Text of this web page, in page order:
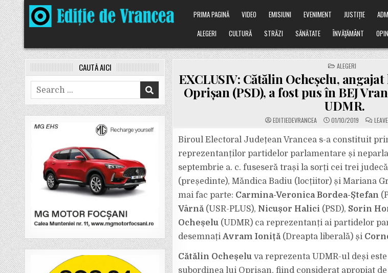
Skip
to
content
PRIMA PAGINĂ VIDEO EMISIUNI EVENIMENT JUSTIȚIE
ALEGERI
CULTURĂ STRĂZI SĂNĂTATE ÎNVĂȚĂMÂNT
POSTED
IN
ALEGERI
EXCLUSIV: Cătălin Ocheșelu,
Oprișan (PSD), a fost pus în BEJ
UDMR.
EDITIEDEVRANCEA 01/10/2019
Biroul Electoral Județean Vrancea s-a constituit
reprezentanților partidelor parlamentare și
septembrie a. c. fuseseră trași la sorți cei trei
(președinte), Măndica Badiu (locțiitor) și Mariana
mai fac parte: Carmina-Veronica Bordea-Ștefan
Vârnă(USR-PLUS), Nicușor Halici (PSD), Sorin
Ocheșelu(UDMR) ca reprezentanți ai partidelor
desemnați Avram Ioniță(Dreapta liberală) și
Cătălin Ocheșeluva reprezenta UDMR-ul deși
subordinea lui Oprișan, fiind considerat apropiat de
CAUTĂ AICI
Search
for: